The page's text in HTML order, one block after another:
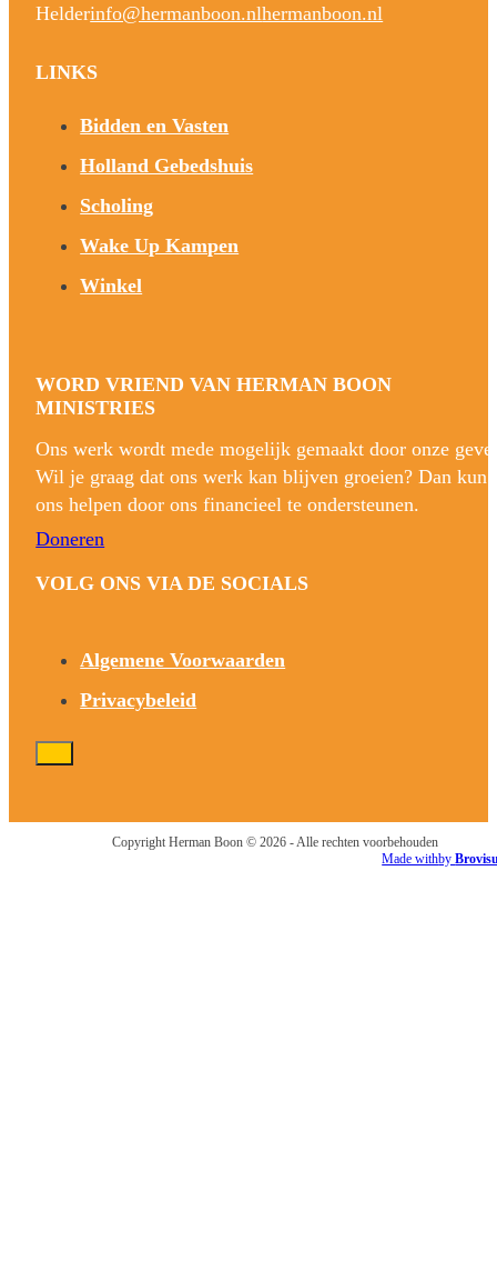
Helderinfo@hermanboon.nlhermanboon.nl
LINKS
Bidden en Vasten
Holland Gebedshuis
Scholing
Wake Up Kampen
Winkel
WORD VRIEND VAN HERMAN BOON
MINISTRIES
Ons werk wordt mede mogelijk gemaakt door onze
Wil je graag dat ons werk kan blijven groeien? Dan kun
ons helpen door ons financieel te ondersteunen.
Doneren
VOLG ONS VIA DE SOCIALS
Algemene Voorwaarden
Privacybeleid
Copyright Herman Boon © 2026 - Alle rechten voorbehouden
Made withby